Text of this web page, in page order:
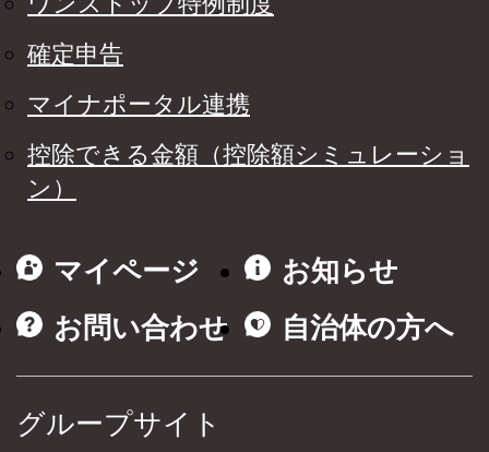
確定申告
マイナポータル連携
控除できる金額（控除額シミュレーショ
ン）
マイページ
お知らせ
お問い合わせ
自治体の方へ
グループサイト